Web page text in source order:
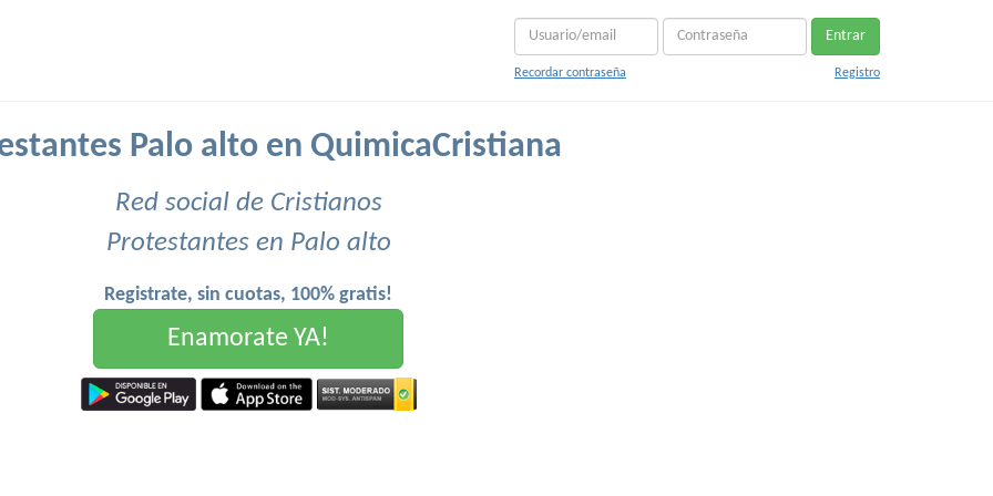
Entrar
Recordar contraseña Registro
Palo alto en QuimicaCristiana
Red social de Cristianos
Protestantes en Palo alto
Registrate, sin cuotas, 100% gratis!
Enamorate YA!